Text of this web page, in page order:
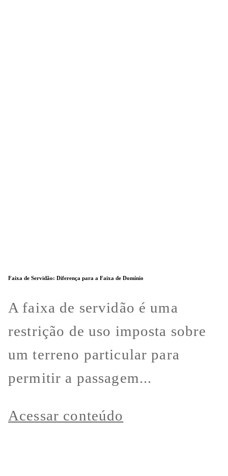
Faixa de Servidão: Diferença para a Faixa de Domínio
A faixa de servidão é uma
restrição de uso imposta sobre
um terreno particular para
permitir a passagem...
Acessar conteúdo